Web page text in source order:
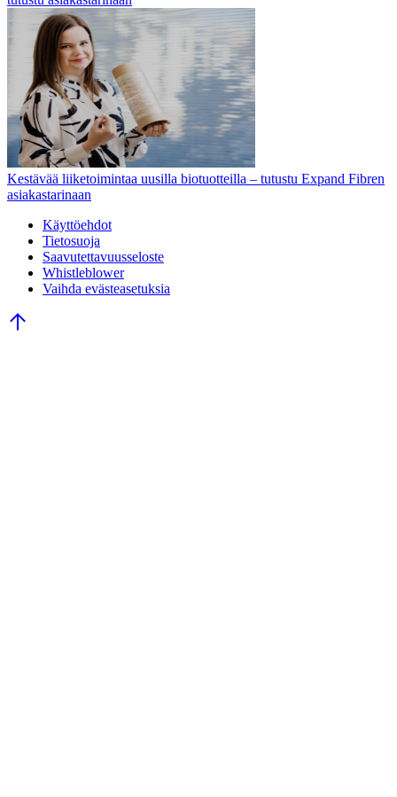
Kestävää liiketoimintaa uusilla biotuotteilla – tutustu Expand Fibren
asiakastarinaan
Käyttöehdot
Tietosuoja
Saavutettavuusseloste
Whistleblower
Vaihda evästeasetuksia